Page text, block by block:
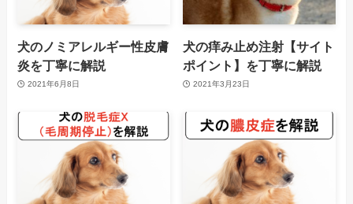
犬のノミアレルギー性皮膚
炎を丁寧に解説
2021年6月8日
犬の痒み止め注射【サイト
ポイント】を丁寧に解説
2021年3月23日